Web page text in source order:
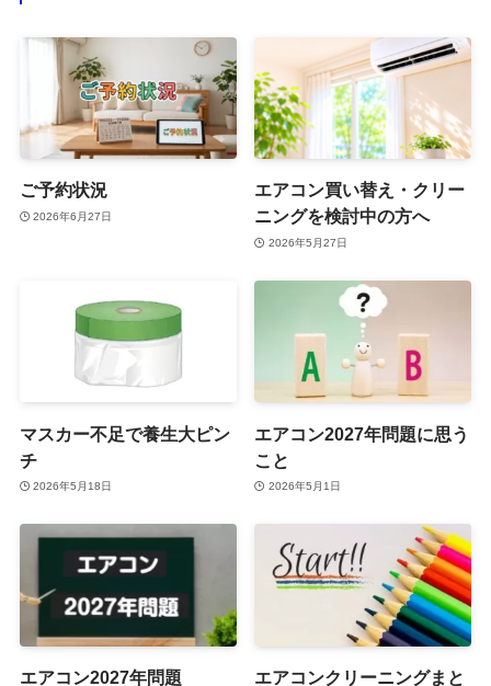
ご予約状況
2026年6月27日
エアコン買い替え・クリー
ニングを検討中の方へ
2026年5月27日
マスカー不足で養生大ピン
チ
2026年5月18日
エアコン2027年問題に思う
こと
2026年5月1日
エアコン2027年問題
エアコンクリーニングまと